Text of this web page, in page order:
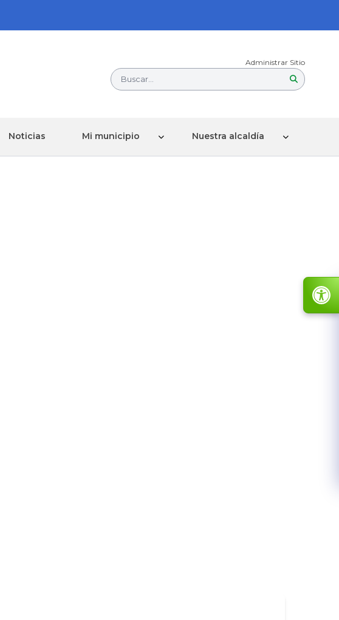
Administrar Sitio
Buscar...
Noticias Mi municipio Nuestra alcaldía